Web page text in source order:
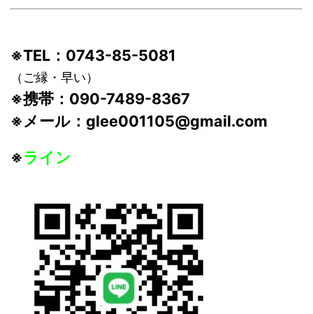
※TEL：0743-85-5081
（ご縁・早い）
※携帯：090-7489-8367
※メール：glee001105@gmail.com
※ライン